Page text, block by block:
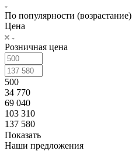
По популярности (возрастание)
Цена
Розничная цена
500
34 770
69 040
103 310
137 580
Показать
Наши предложения